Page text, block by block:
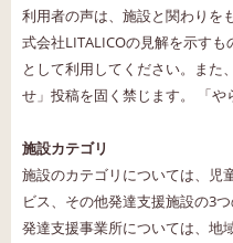
利用者の声は、施設と関わりを
式会社LITALICOの見解を示す
として利用してください。また
せ」投稿を固く禁じます。 「や
施設カテゴリ
施設のカテゴリについては、児
ビス、その他発達支援施設の3
発達支援事業所については、地